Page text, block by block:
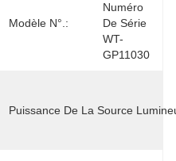
Modèle N°.:
Numéro
De Série
WT-
GP11030
Puissance De La Source